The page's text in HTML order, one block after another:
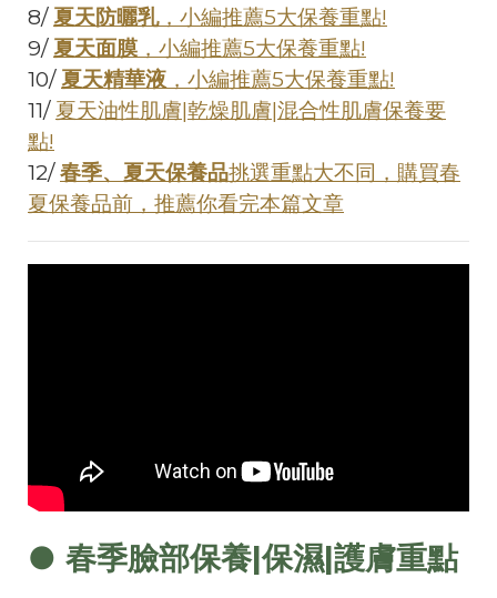
8/ 夏天防曬乳，小編推薦5大保養重點!
9/ 夏天面膜 ，小編推薦5大保養重點!
10/ 夏天精華液 ，小編推薦5大保養重點!
11/ 夏天油性肌膚|乾燥肌膚|混合性肌膚保養要
點!
12/春季、夏天保養品挑選重點大不同，購買春
夏保養品前，推薦你看完本篇文章
● 春季臉部保養|保濕|護膚重點